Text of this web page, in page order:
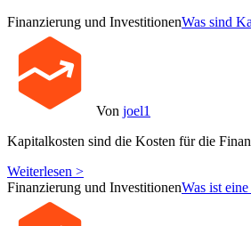
Finanzierung und InvestitionenWas sind
Von joel1
Kapitalkosten sind die Kosten für die
Weiterlesen >
Finanzierung und InvestitionenWas ist